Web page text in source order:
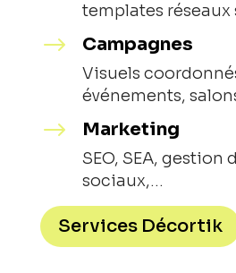
templates réseaux
$ Campagnes
Visuels
événements,
$ Marketing
SEO, SEA, gestion
sociaux,…
Services Décortik